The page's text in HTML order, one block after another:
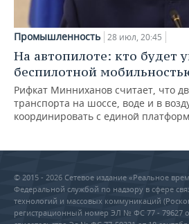
Промышленность 28 июл, 20:45
На автопилоте: кто будет
беспилотной
Рифкат Минниханов считает, что
транспорта на шоссе, воде и в
координировать с единой
© 2015 - 2026 Сетевое издание «Реальное
Федеральной службой по надзору в сфере
технологий и массовых коммуникаций
регистрационный номер ЭЛ № ФС 77 - 79627